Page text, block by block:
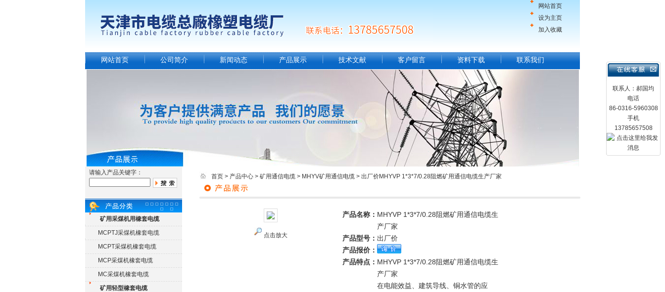
网站首页
设为主页
加入收藏
联系人：郝国均
电话
86-0316-5960308
手机
13785657508
网站首页 公司简介 新闻动态 产品展示 技术文献 客户留言 资料下载 联系我们
请输入产品关键字：
矿用采煤机用橡套电缆
MCPTJ采煤机橡套电缆
MCPT采煤机橡套电缆
MCP采煤机橡套电缆
MC采煤机橡套电缆
矿用轻型橡套电缆
首页 > 产品中心 > 矿用通信电缆 > MHYV矿用通信电缆 > 出厂价MHYVP 1*3*7/0.28阻燃矿用通信电缆生产厂家
点击放大
产品名称： MHYVP 1*3*7/0.28阻燃矿用通信电缆生
产厂家
产品型号： 出厂价
产品报价：
产品特点： MHYVP 1*3*7/0.28阻燃矿用通信电缆生
产厂家
在电能效益、建筑导线、铜水管的应